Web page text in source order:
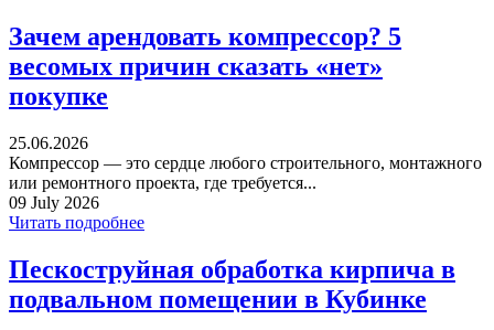
Зачем арендовать компрессор? 5
весомых причин сказать «нет»
покупке
25.06.2026
Компрессор — это сердце любого строительного, монтажного
или ремонтного проекта, где требуется...
09 July 2026
Читать подробнее
Пескоструйная обработка кирпича в
подвальном помещении в Кубинке